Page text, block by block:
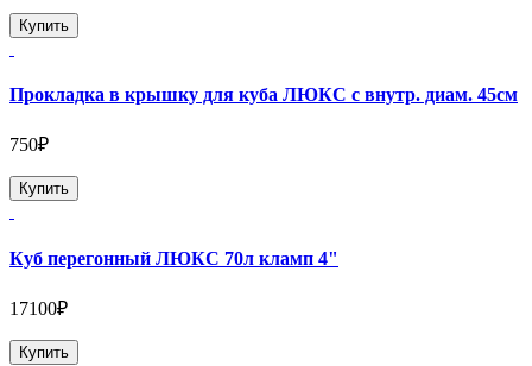
Купить
Прокладка в крышку для куба ЛЮКС с внутр. диам. 45см
750₽
Купить
Куб перегонный ЛЮКС 70л кламп 4"
17100₽
Купить